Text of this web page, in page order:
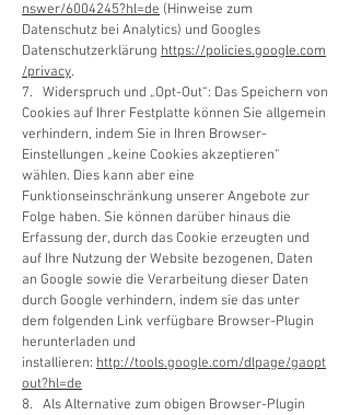
nswer/6004245?hl=de (Hinweise zum
Datenschutz bei Analytics) und Googles
Datenschutzerklärung https://policies.google.com
/privacy.
7. Widerspruch und „Opt-Out“: Das Speichern von
Cookies auf Ihrer Festplatte können Sie allgemein
verhindern, indem Sie in Ihren Browser-
Einstellungen „keine Cookies akzeptieren“
wählen. Dies kann aber eine
Funktionseinschränkung unserer Angebote zur
Folge haben. Sie können darüber hinaus die
Erfassung der, durch das Cookie erzeugten und
auf Ihre Nutzung der Website bezogenen, Daten
an Google sowie die Verarbeitung dieser Daten
durch Google verhindern, indem sie das unter
dem folgenden Link verfügbare Browser-Plugin
herunterladen und
installieren: http://tools.google.com/dlpage/gaopt
out?hl=de
8. Als Alternative zum obigen Browser-Plugin